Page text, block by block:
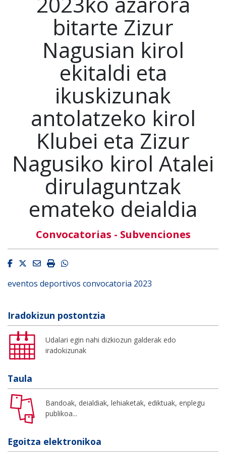
bitarte Zizur
Nagusian kirol
ekitaldi eta
ikuskizunak
antolatzeko kirol
Klubei eta Zizur
Nagusiko kirol Atalei
dirulaguntzak
emateko deialdia
Convocatorias - Subvenciones
Facebook
Twitter
EmailImprimirWhatsapp
eventos deportivos convocatoria 2023
Iradokizun postontzia
Udalari egin nahi dizkiozun galderak edo
iradokizunak
Taula
Bandoak, deialdiak, lehiaketak, ediktuak, enplegu
publikoa...
Egoitza elektronikoa